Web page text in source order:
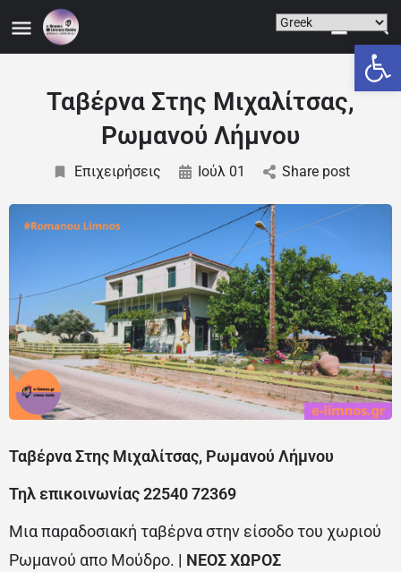
Ταβέρνα Στης Μιχαλίτσας,
Ρωμανού Λήμνου
Επιχειρήσεις Ιούλ 01 Share post
Ταβέρνα Στης Μιχαλίτσας, Ρωμανού Λήμνου
Τηλ επικοινωνίας 22540 72369
Μια παραδοσιακή ταβέρνα στην είσοδο του χωριού
Ρωμανού απο Μούδρο. | ΝΕΟΣ ΧΩΡΟΣ